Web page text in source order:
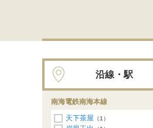
沿線・駅
南海電鉄南海本線
天下茶屋 （1）